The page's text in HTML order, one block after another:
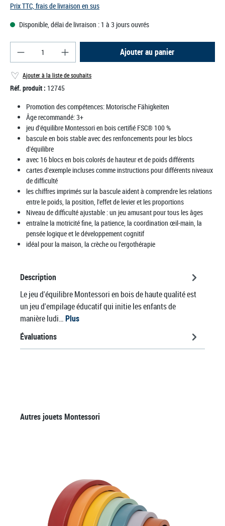
Prix TTC, frais de livraison en sus
Disponible, délai de livraison : 1 à 3 jours ouvrés
Quantité de produit : Entrez la quantité
Ajouter au panier
Ajouter à la liste de souhaits
Réf. produit : 12745
Promotion des compétences: Motorische Fähigkeiten
Âge recommandé:3+
jeu d'équilibre Montessori en bois certifié FSC® 100 %
bascule en bois stable avec des renfoncements pour les blocs
d'équilibre
avec 16 blocs en bois colorés de hauteur et de poids différents
cartes d'exemple incluses comme instructions pour différents niveaux
de difficulté
les chiffres imprimés sur la bascule aident à comprendre les relations
entre le poids, la position, l'effet de levier et les proportions
Niveau de difficulté ajustable : un jeu amusant pour tous les âges
entraîne la motricité fine, la patience, la coordination œil-main, la
pensée logique et le développement cognitif
idéal pour la maison, la crèche ou l'ergothérapie
Description
Le jeu d'équilibre Montessori en bois de haute qualité est
un jeu d'empilage éducatif qui initie les enfants de
manière ludi…Plus
Évaluations
Ignorer la galerie de produits
Autres jouets Montessori